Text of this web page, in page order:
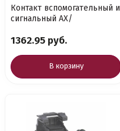
Контакт вспомогательный и
сигнальный AX/
1362.95 руб.
В корзину